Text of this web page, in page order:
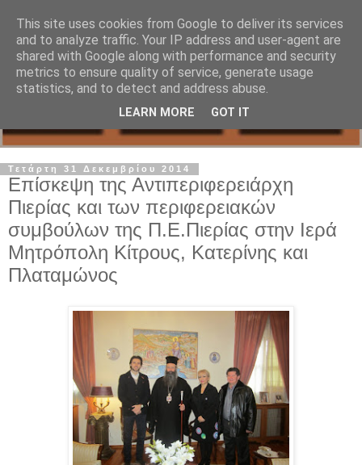
Τετάρτη 31 Δεκεμβρίου 2014
Επίσκεψη της Αντιπεριφερειάρχη
Πιερίας και των περιφερειακών
συμβούλων της Π.Ε.Πιερίας στην Ιερά
Μητρόπολη Κίτρους, Κατερίνης και
Πλαταμώνος
This site uses cookies from Google to deliver its services
and to analyze traffic. Your IP address and user-agent are
shared with Google along with performance and security
metrics to ensure quality of service, generate usage
statistics, and to detect and address abuse.
LEARN MORE GOT IT